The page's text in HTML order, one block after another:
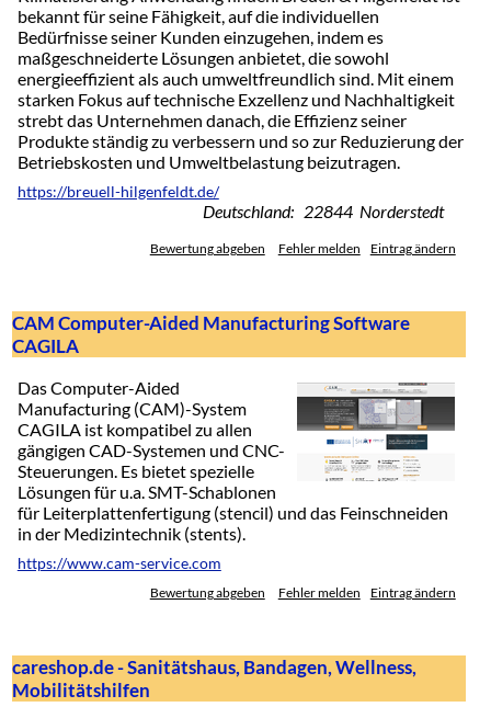
bekannt für seine Fähigkeit, auf die individuellen
Bedürfnisse seiner Kunden einzugehen, indem es
maßgeschneiderte Lösungen anbietet, die sowohl
energieeffizient als auch umweltfreundlich sind. Mit einem
starken Fokus auf technische Exzellenz und Nachhaltigkeit
strebt das Unternehmen danach, die Effizienz seiner
Produkte ständig zu verbessern und so zur Reduzierung der
Betriebskosten und Umweltbelastung beizutragen.
https://breuell-hilgenfeldt.de/
Deutschland: 22844 Norderstedt
Bewertung abgeben Fehler melden Eintrag ändern
CAM Computer-Aided Manufacturing Software
CAGILA
Das Computer-Aided
Manufacturing (CAM)-System
CAGILA ist kompatibel zu allen
gängigen CAD-Systemen und CNC-
Steuerungen. Es bietet spezielle
Lösungen für u.a. SMT-Schablonen
für Leiterplattenfertigung (stencil) und das Feinschneiden
in der Medizintechnik (stents).
https://www.cam-service.com
Bewertung abgeben Fehler melden Eintrag ändern
careshop.de - Sanitätshaus, Bandagen, Wellness,
Mobilitätshilfen